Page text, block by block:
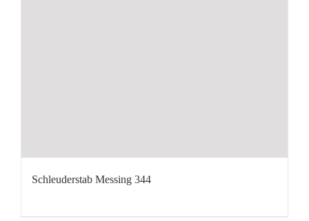
Schleuderstab Messing 344